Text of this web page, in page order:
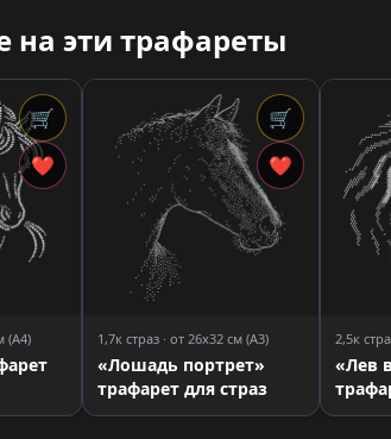
на эти трафареты
🛒
❤
(A4)
🛒
❤
1,7к страз · от 26x32 см (A3)
«Лошадь портрет»
трафарет для страз
2,5к
«Лев